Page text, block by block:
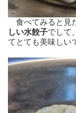
食べてみると見
しい水餃子でして
てとても美味しい